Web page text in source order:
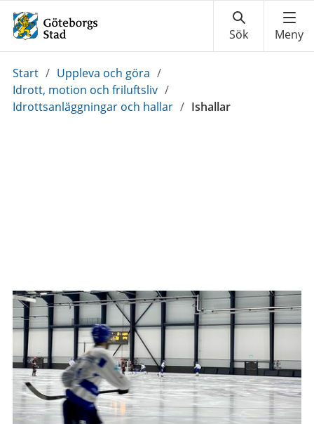
Du
är
här:
Start / Uppleva och göra /
Idrott, motion och friluftsliv /
Idrottsanläggningar och hallar / Ishallar